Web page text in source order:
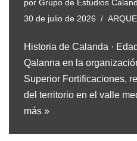
por Grupo de Estudios
30 de julio de 2026
Historia de Calanda ·
Qalanna en la
Superior Fortificaciones,
del territorio en el valle
más »